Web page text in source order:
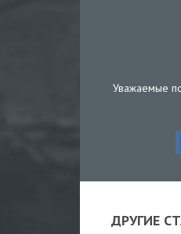
Уважаемые
ДРУГИЕ